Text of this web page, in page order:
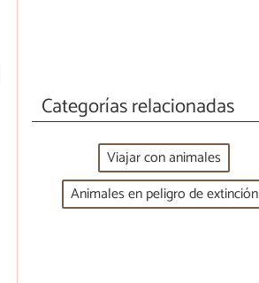
Categorías relacionadas
Viajar con animales
Animales en peligro de extinción